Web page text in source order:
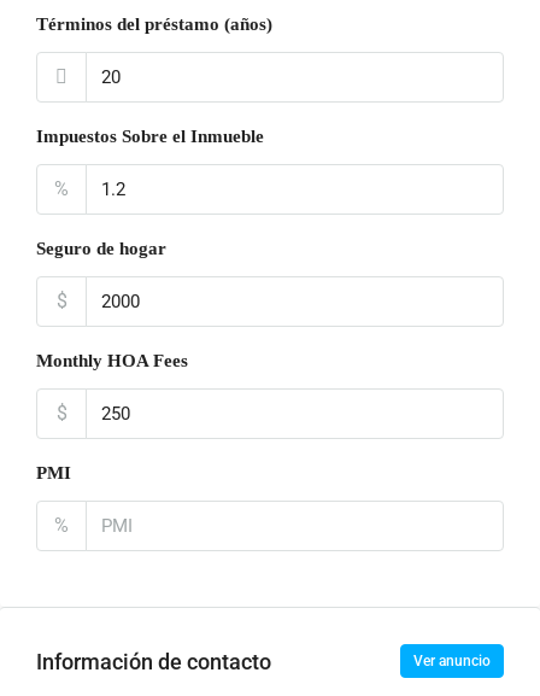
Términos del préstamo (años)
Impuestos Sobre el Inmueble
%
Seguro de hogar
$
Monthly HOA Fees
$
PMI
%
Información de contacto Ver anuncio